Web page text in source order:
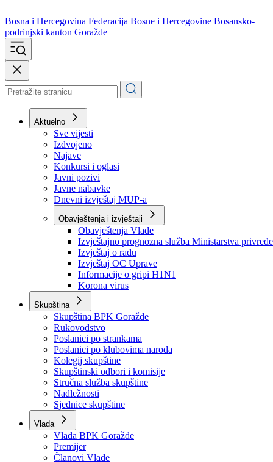
Bosna i Hercegovina
podrinjski kanton Goražde
Aktuelno
Sve vijesti
Izdvojeno
Najave
Konkursi i oglasi
Javni pozivi
Javne nabavke
Dnevni izvještaj MUP-a
Obavještenja i izvještaji
Obavještenja Vlade
Izvještajno prognozna služba Ministarstva privrede
Izvještaj o radu
Izvještaj OC Uprave
Informacije o gripi H1N1
Korona virus
Skupština
Skupština BPK Goražde
Rukovodstvo
Poslanici po strankama
Poslanici po klubovima naroda
Kolegij skupštine
Skupštinski odbori i komisije
Stručna služba skupštine
Nadležnosti
Sjednice skupštine
Vlada